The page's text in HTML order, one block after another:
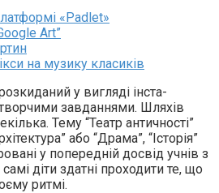
«Padlet»
Art”
на музику класиків
у вигляді інста-
творчими завданнями. Шляхів
Тему “Театр античності”
або “Драма”, “Історія”
у попередній досвід учнів з
діти здатні проходити те, що
ритмі.